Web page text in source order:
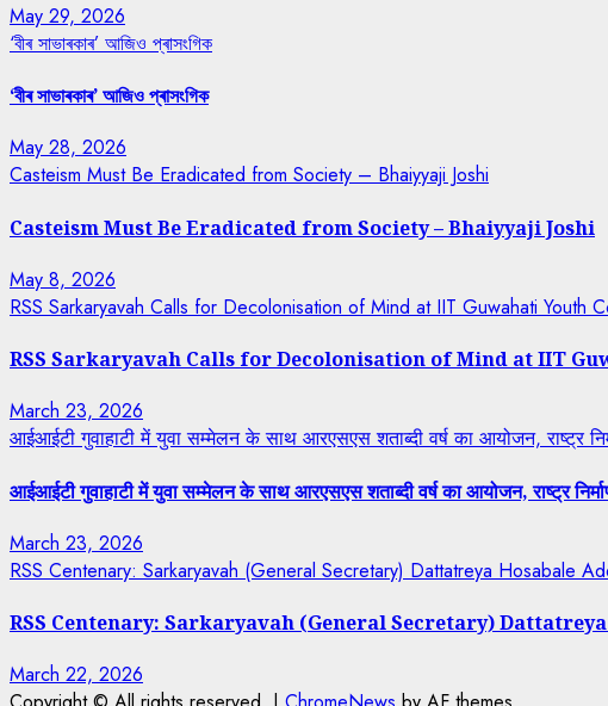
May 29, 2026
‘বীৰ সাভাৰকাৰ’ আজিও প্ৰাসংগিক
‘বীৰ সাভাৰকাৰ’ আজিও প্ৰাসংগিক
May 28, 2026
Casteism Must Be Eradicated from Society – Bhaiyyaji Joshi
Casteism Must Be Eradicated from Society – Bhaiyyaji Joshi
May 8, 2026
RSS Sarkaryavah Calls for Decolonisation of Mind at IIT Guwahati Youth
RSS Sarkaryavah Calls for Decolonisation of Mind at IIT
March 23, 2026
आईआईटी गुवाहाटी में युवा सम्मेलन के साथ आरएसएस शताब्दी वर्ष का आयोजन, राष्ट्र
आईआईटी गुवाहाटी में युवा सम्मेलन के साथ आरएसएस शताब्दी वर्ष का आयोजन, राष्ट्र
March 23, 2026
RSS Centenary: Sarkaryavah (General Secretary) Dattatreya Hosabale
RSS Centenary: Sarkaryavah (General Secretary)
March 22, 2026